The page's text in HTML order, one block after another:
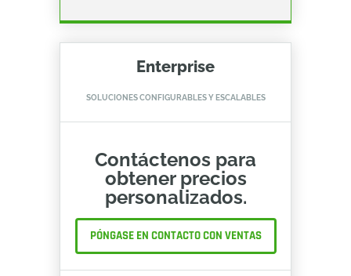
Enterprise
SOLUCIONES CONFIGURABLES Y ESCALABLES
Contáctenos para
obtener precios
personalizados.
PÓNGASE EN CONTACTO CON VENTAS